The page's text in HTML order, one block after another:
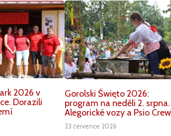
2026 v
Dorazili
Gorolski Święto 2026:
program na neděli 2. srpna.
Alegorické vozy a Psio Crew
23 července 2026